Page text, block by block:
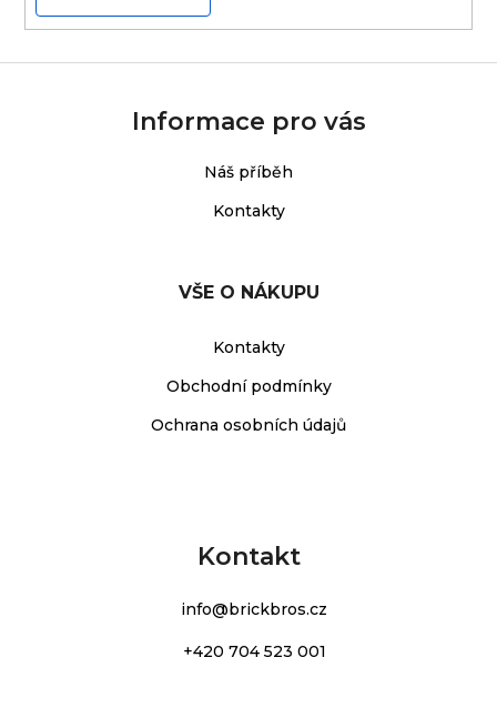
Informace pro vás
Náš příběh
Kontakty
VŠE O NÁKUPU
Kontakty
Obchodní podmínky
Ochrana osobních údajů
Kontakt
info@brickbros.cz
+420 704 523 001